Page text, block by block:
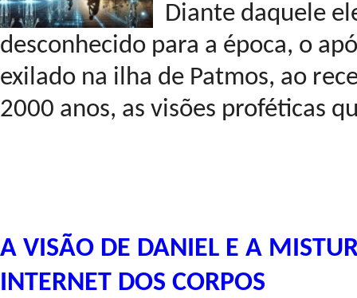
Diante daquele
desconhecido para a época, o
exilado na ilha de Patmos, ao
2000 anos, as visões proféticas
A VISÃO DE DANIEL E A
INTERNET DOS CORPOS